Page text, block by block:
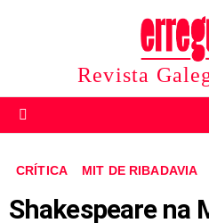
Revista
CRÍTICA MIT DE RIBADAVIA
Shakespeare na